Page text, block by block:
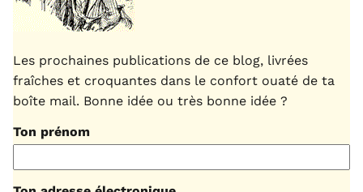
Les prochaines publications de ce blog, livrées
fraîches et croquantes dans le confort ouaté de ta
boîte mail. Bonne idée ou très bonne idée ?
Ton prénom